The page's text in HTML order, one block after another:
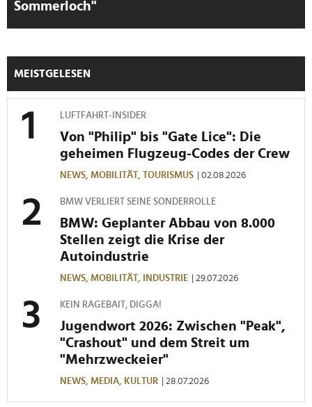
Sommerloch"
MEISTGELESEN
LUFTFAHRT-INSIDER
Von "Philip" bis "Gate Lice": Die
geheimen Flugzeug-Codes der Crew
NEWS, MOBILITÄT, TOURISMUS | 02.08.2026
BMW VERLIERT SEINE SONDERROLLE
BMW: Geplanter Abbau von 8.000
Stellen zeigt die Krise der
Autoindustrie
NEWS, MOBILITÄT, INDUSTRIE | 29.07.2026
KEIN RAGEBAIT, DIGGA!
Jugendwort 2026: Zwischen "Peak",
"Crashout" und dem Streit um
"Mehrzweckeier"
NEWS, MEDIA, KULTUR | 28.07.2026